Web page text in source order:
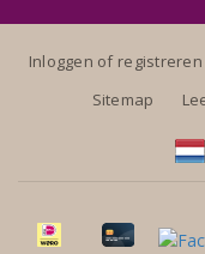
Inloggen of registreren
Sitemap